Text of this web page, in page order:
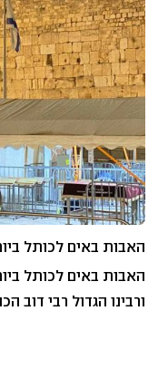
האבות באים לכותל
האבות באים לכותל
ורבינו הגדול רבי דוב